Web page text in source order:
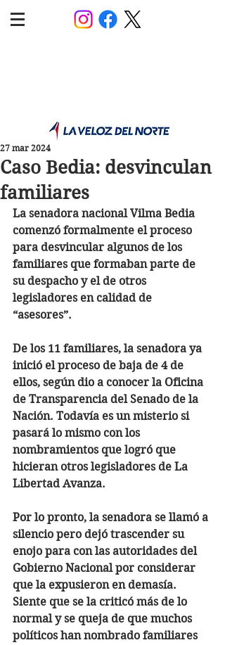
Caso Bedia: desvinculan
familiares
27 mar 2024
La senadora nacional Vilma Bedia
comenzó formalmente el proceso
para desvincular algunos de los
familiares que formaban parte de
su despacho y el de otros
legisladores en calidad de
“asesores”.
De los 11 familiares, la senadora ya
inició el proceso de baja de 4 de
ellos, según dio a conocer la Oficina
de Transparencia del Senado de la
Nación. Todavía es un misterio si
pasará lo mismo con los
nombramientos que logró que
hicieran otros legisladores de La
Libertad Avanza.
Por lo pronto, la senadora se llamó a
silencio pero dejó trascender su
enojo para con las autoridades del
Gobierno Nacional por considerar
que la expusieron en demasía.
Siente que se la criticó más de lo
normal y se queja de que muchos
políticos han nombrado familiares